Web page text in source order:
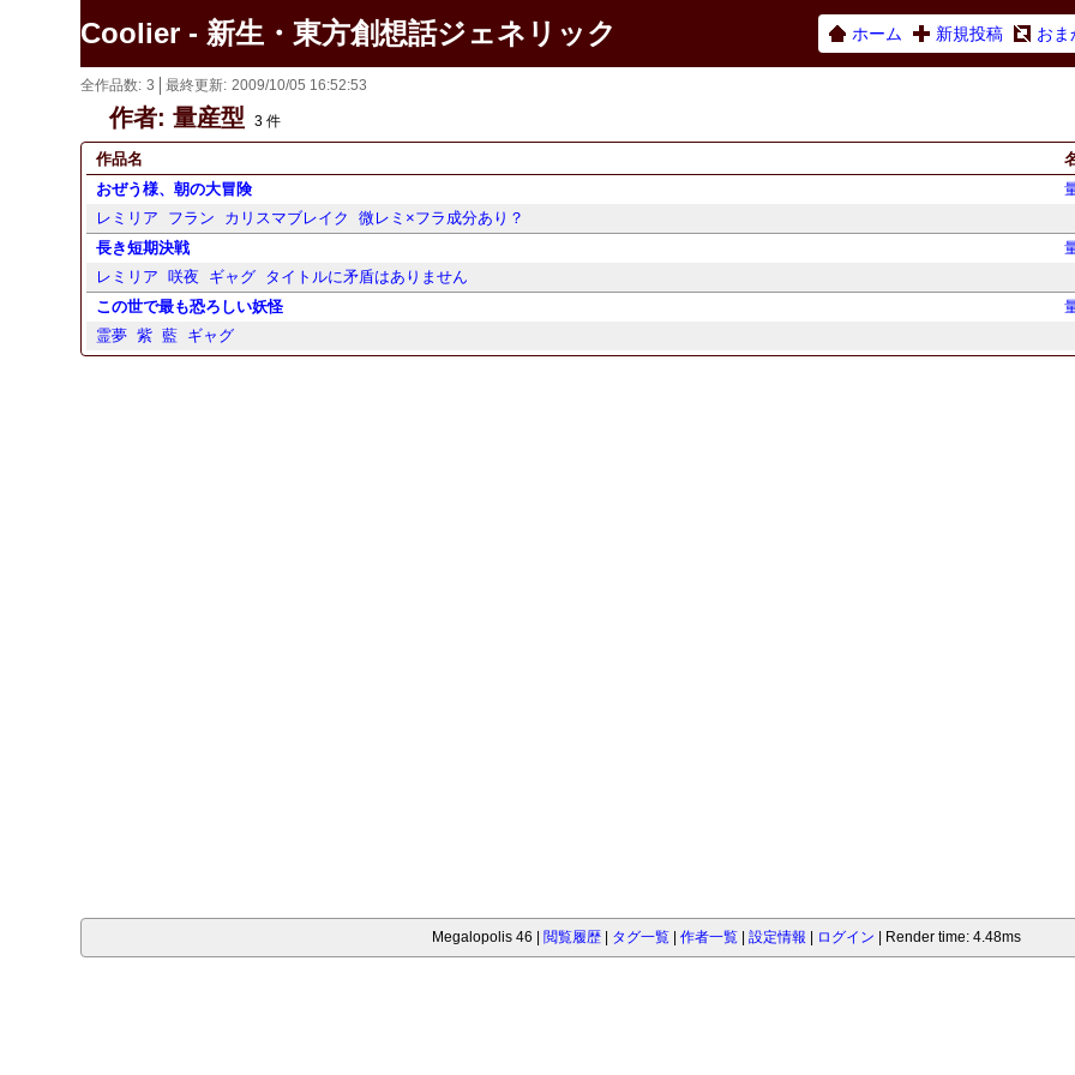
Coolier - 新生・東方創想話ジェネリック ホーム 新規投稿 おま
作者: 量産型 3 件
全作品数 3 最終更新 2009/10/05 16:52:53
作品名
おぜう様、朝の大冒険
レミリア
フラン カリスマブレイク
微レミ×フラ成分あり？
長き短期決戦
レミリア
咲夜 ギャグ タイトルに矛盾はありません
この世で最も恐ろしい妖怪
霊夢 紫 藍 ギャグ
Megalopolis 46 閲覧履歴 タグ一覧 作者一覧 設定情報 ログイン Render time: 4.48ms